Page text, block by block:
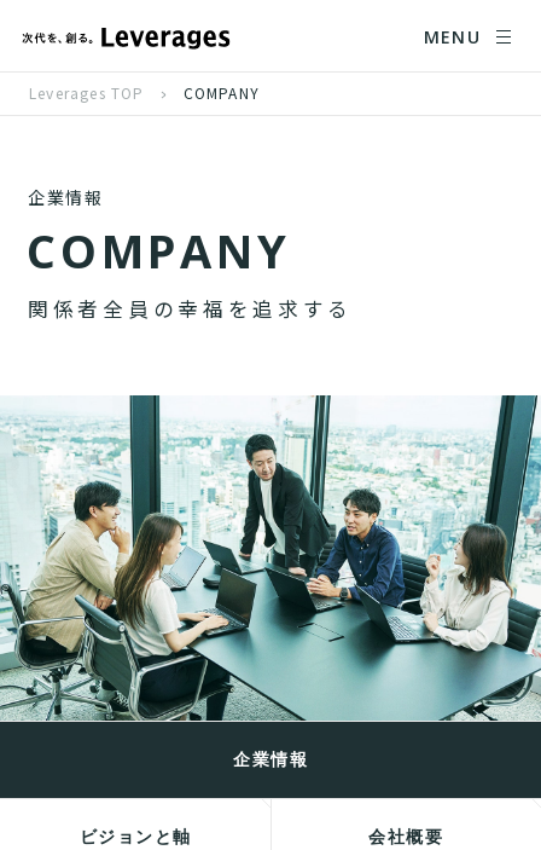
MENU
Leverages TOP COMPANY
企業情報
COMPANY
関 係者 全 員 の 幸 福 を追 求 す る
企業情報
ビジョンと軸 会社概要